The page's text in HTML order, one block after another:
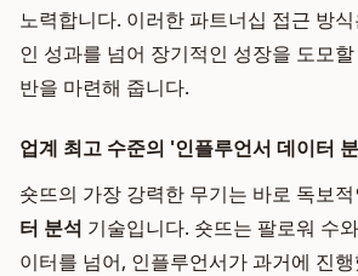
노력합니다. 이러한 파트너십 접근 방
인 성과를 넘어 장기적인 성장을 도모
반을 마련해 줍니다.
업계 최고 수준의 '인플루언서 데이터
숏뜨의 가장 강력한 무기는 바로 독보적
터 분석 기술입니다. 숏뜨는 팔로워 수
이터를 넘어, 인플루언서가 과거에 진